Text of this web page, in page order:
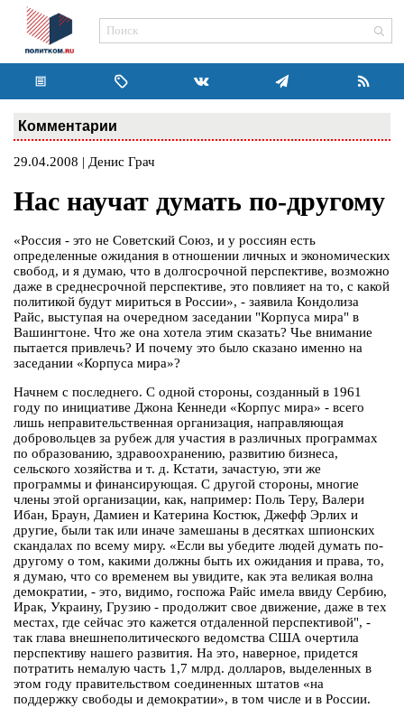
Комментарии
29.04.2008 | Денис Грач
Нас научат думать по-другому
«Россия - это не Советский Союз, и у россиян есть
определенные ожидания в отношении личных и экономических
свобод, и я думаю, что в долгосрочной перспективе, возможно
даже в среднесрочной перспективе, это повлияет на то, с какой
политикой будут мириться в России», - заявила Кондолиза
Райс, выступая на очередном заседании "Корпуса мира" в
Вашингтоне. Что же она хотела этим сказать? Чье внимание
пытается привлечь? И почему это было сказано именно на
заседании «Корпуса мира»?
Начнем с последнего. С одной стороны, созданный в 1961
году по инициативе Джона Кеннеди «Корпус мира» - всего
лишь неправительственная организация, направляющая
добровольцев за рубеж для участия в различных программах
по образованию, здравоохранению, развитию бизнеса,
сельского хозяйства и т. д. Кстати, зачастую, эти же
программы и финансирующая. С другой стороны, многие
члены этой организации, как, например: Поль Теру, Валери
Ибан, Браун, Дамиен и Катерина Костюк, Джефф Эрлих и
другие, были так или иначе замешаны в десятках шпионских
скандалах по всему миру. «Если вы убедите людей думать по-
другому о том, какими должны быть их ожидания и права, то,
я думаю, что со временем вы увидите, как эта великая волна
демократии, - это, видимо, госпожа Райс имела ввиду Сербию,
Ирак, Украину, Грузию - продолжит свое движение, даже в тех
местах, где сейчас это кажется отдаленной перспективой", -
так глава внешнеполитического ведомства США очертила
перспективу нашего развития. На это, наверное, придется
потратить немалую часть 1,7 млрд. долларов, выделенных в
этом году правительством соединенных штатов «на
поддержку свободы и демократии», в том числе и в России.